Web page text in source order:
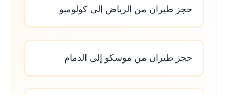
حجز طيران من الرياض إلى كولومبو
حجز طيران من موسكو إلى الدمام